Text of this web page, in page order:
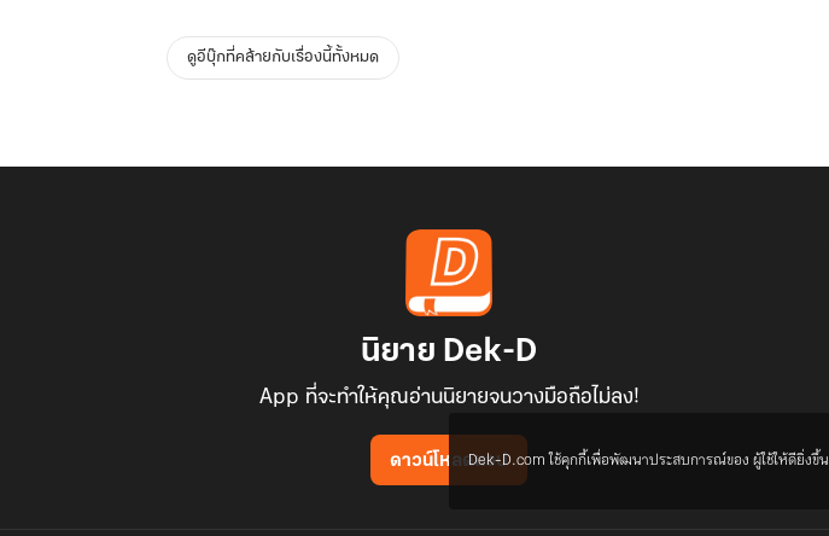
ดูอีบุ๊กที่คล้ายกับเรื่องนี้ทั้งหมด
นิยาย Dek-D
App ที่จะทำให้คุณอ่านนิยายจนวางมือถือไม่ลง!
ดาวน์โหลดแอปDek-D.com ใช้คุกกี้เพื่อพัฒนาประสบการณ์ของ ผู้ใช้ให้ดียิ่งขึ้น